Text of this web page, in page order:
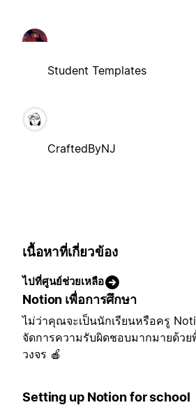
Student Templates
CraftedByNJ
เนื้อหาที่เกี่ยวข้อง
ไปที่ศูนย์ช่วยเหลือ
Notion เพื่อการศึกษา
ไม่ว่าคุณจะเป็นนักเรียนหรือครู
จัดการความรับผิดชอบมากมายด้ว
วงจร 🍎
Setting up Notion for school